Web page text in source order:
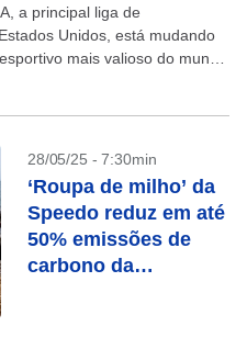
a principal liga de
Unidos, está mudando
mais valioso do mundo
28/05/25 - 7:30min
‘Roupa de milho’ da
Speedo reduz em até
50% emissões de
carbono da